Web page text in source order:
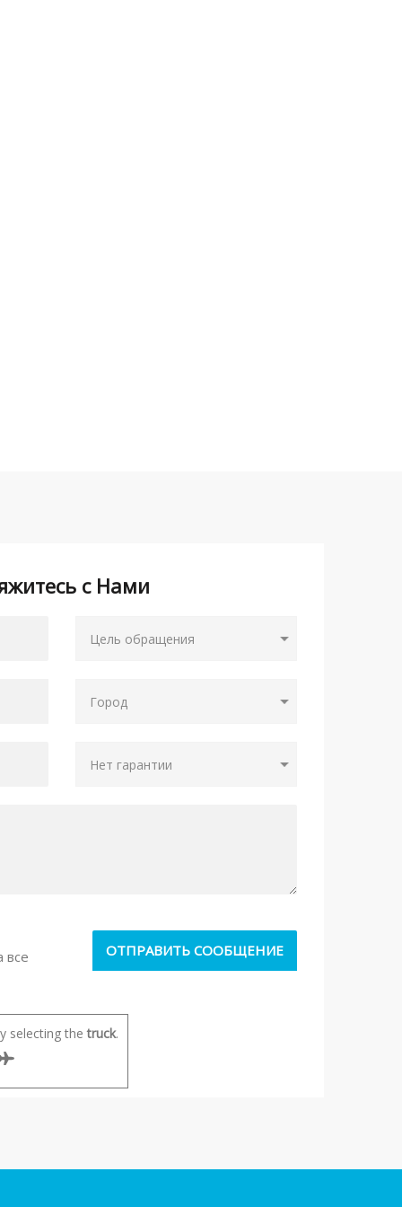
с Нами
все
selecting the truck.